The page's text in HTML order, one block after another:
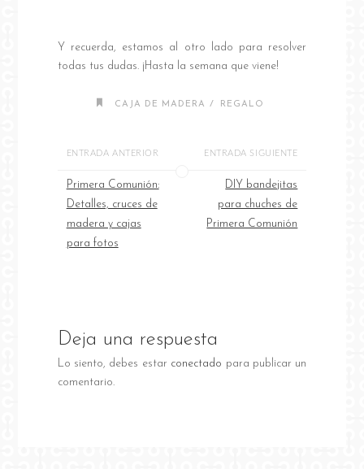
Y recuerda, estamos al otro lado para resolver
todas tus dudas. ¡Hasta la semana que viene!
CAJA DE MADERA / REGALO
ENTRADA ANTERIOR
Primera Comunión:
Detalles, cruces de
madera y cajas
para fotos
ENTRADA SIGUIENTE
DIY bandejitas
para chuches de
Primera Comunión
Deja una respuesta
Lo siento, debes estar conectado para publicar un
comentario.